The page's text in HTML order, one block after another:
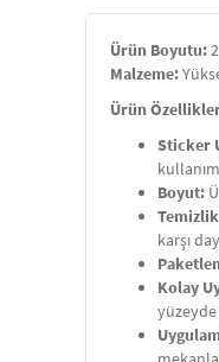
Ürün Boyutu:
Malzeme:
Ürün
Sticker
Boyut:
karşı
Kolay